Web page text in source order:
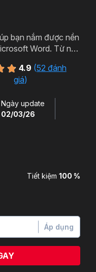
bạn nắm được nền
Word. Từ nên
bản đến văn bản
bản chuyên
4.9 (52 đánh
giá)
Ngày update
02/03/26
Tiết kiệm 100 %
Áp dụng